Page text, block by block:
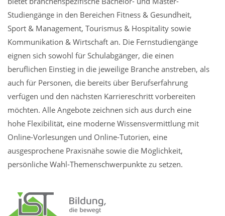
Studiengänge in den Bereichen Fitness & Gesundheit,
Sport & Management, Tourismus & Hospitality sowie
Kommunikation & Wirtschaft an. Die Fernstudiengänge
eignen sich sowohl für Schulabgänger, die einen
beruflichen Einstieg in die jeweilige Branche anstreben, als
auch für Personen, die bereits über Berufserfahrung
verfügen und den nächsten Karriereschritt vorbereiten
möchten. Alle Angebote zeichnen sich aus durch eine
hohe Flexibilität, eine moderne Wissensvermittlung mit
Online-Vorlesungen und Online-Tutorien, eine
ausgesprochene Praxisnähe sowie die Möglichkeit,
persönliche Wahl-Themenschwerpunkte zu setzen.